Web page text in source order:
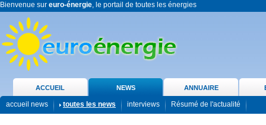
Bienvenue sur euro-énergie, le portail de toutes les énergies
ACCUEIL NEWS ANNUAIRE
accueil news toutes les news interviews Résumé de l'actualité